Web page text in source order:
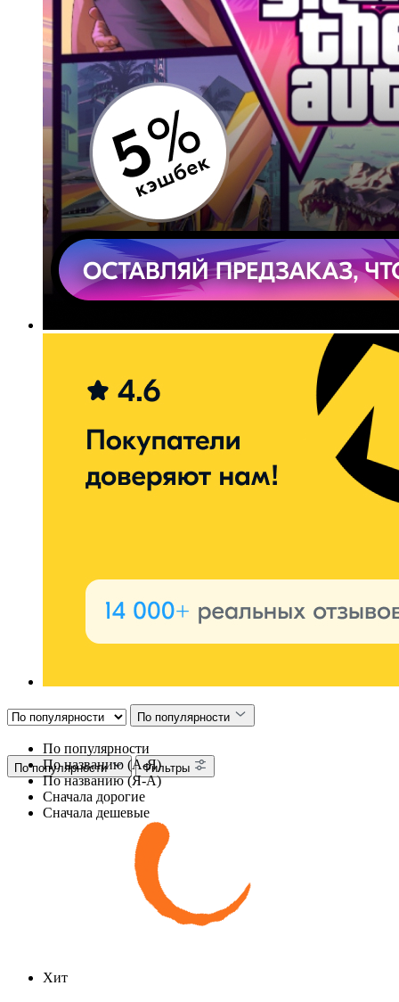
По популярности
По популярности
По названию (А-Я)
По названию (Я-А)
Сначала дорогие
Сначала дешевые
По популярности Фильтры
Хит